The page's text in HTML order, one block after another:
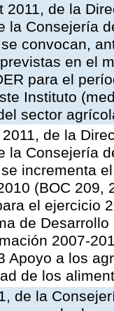
2011, de la
la Consejería
convocan,
en el
para el
Instituto
sector
de la
la Consejería
incrementa
(BOC 209,
el ejercicio
de
2007-
Apoyo a los
de los
de la